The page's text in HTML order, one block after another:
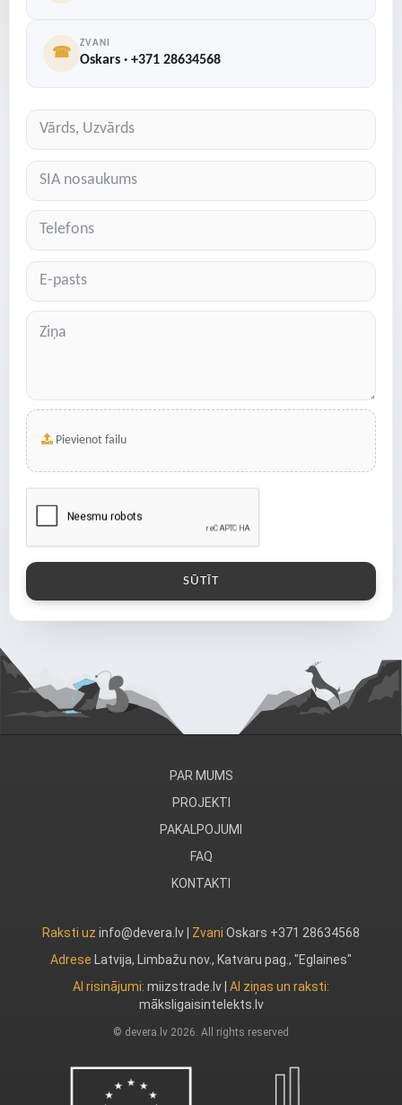
☎
ZVANI
Oskars · +371 28634568
Pievienot failu
PAR MUMS
PROJEKTI
PAKALPOJUMI
FAQ
KONTAKTI
Raksti uz info@devera.lv | Zvani Oskars +371 28634568
Adrese
Latvija, Limbažu nov., Katvaru pag., "Eglaines"
AI risinājumi: miizstrade.lv AI ziņas un raksti:
māksligaisintelekts.lv
© devera.lv 2026. All rights reserved